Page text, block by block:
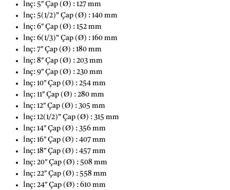
İnç: 5″ Çap (Ø) : 127 mm
İnç: 5(1/2)” Çap (Ø) : 140 mm
İnç: 6″ Çap (Ø) : 152 mm
İnç: 6(1/3)” Çap (Ø) : 160 mm
İnç: 7″ Çap (Ø) : 180 mm
İnç: 8″ Çap (Ø) : 203 mm
İnç: 9″ Çap (Ø) : 230 mm
İnç: 10″ Çap (Ø) : 254 mm
İnç: 11″ Çap (Ø) : 280 mm
İnç: 12″ Çap (Ø) : 305 mm
İnç: 12(1/2)” Çap (Ø) : 315 mm
İnç: 14″ Çap (Ø) : 356 mm
İnç: 16″ Çap (Ø) : 407 mm
İnç: 18″ Çap (Ø) : 457 mm
İnç: 20″ Çap (Ø) : 508 mm
İnç: 22″ Çap (Ø) : 558 mm
İnç: 24″ Çap (Ø) : 610 mm